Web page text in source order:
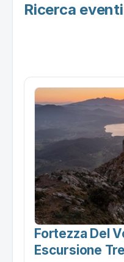
Ricerca
Fortezza Del
Escursione